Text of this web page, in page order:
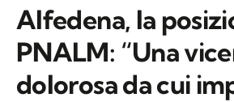
Alfedena, la
PNALM: “Una
dolorosa da cui